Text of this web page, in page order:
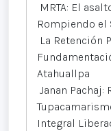
MRTA: El
Rompiendo el
La Retención
Atahuallpa
Janan Pachaj:
Integral